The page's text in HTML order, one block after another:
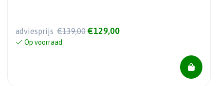
adviesprijs €139,00 €129,00
Op voorraad